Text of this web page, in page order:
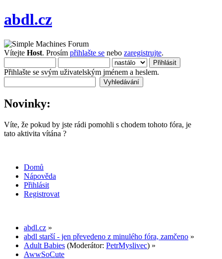
abdl.cz
Vítejte Host. Prosím přihlašte se nebo zaregistrujte.
Přihlašte se svým uživatelským jménem a heslem.
Novinky:
Víte, že pokud by jste rádi pomohli s chodem tohoto fóra, je
tato aktivita vítána ?
Domů
Nápověda
Přihlásit
Registrovat
abdl.cz »
abdl starší - jen převedeno z minulého fóra, zamčeno »
Adult Babies (Moderátor: PetrMyslivec) »
AwwSoCute